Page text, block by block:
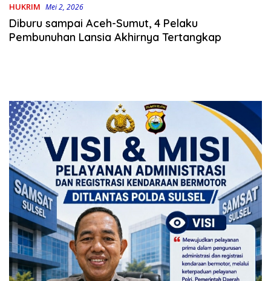
HUKRIM Mei 2, 2026
Diburu sampai Aceh-Sumut, 4 Pelaku
Pembunuhan Lansia Akhirnya Tertangkap